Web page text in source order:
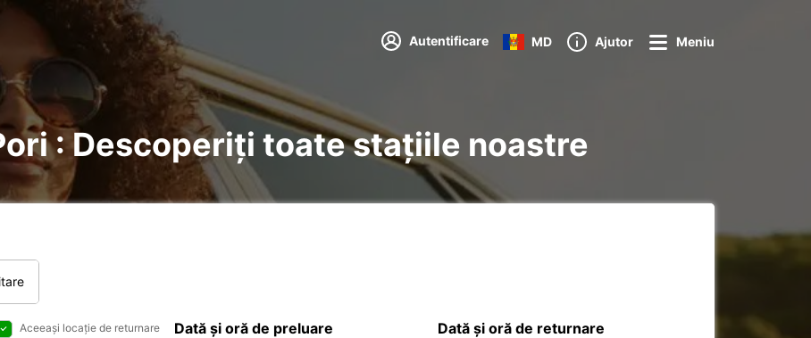
Autentificare MD Ajutor Meniu
: Descoperiți toate stațiile noastre
Aceeași locație de returnare Dată și oră de preluare Dată și oră de returnare